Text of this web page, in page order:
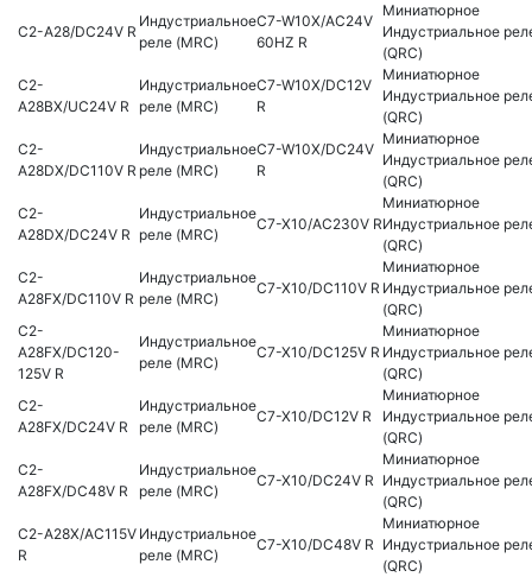
C2-A28/DC24V R
Индустриальное
реле (MRC)
C7-W10X/AC24V
60HZ R
Миниатюрное
Индустриальное
(QRC)
C2-
A28BX/UC24V R
Индустриальное
реле (MRC)
C7-W10X/DC12V
R
Миниатюрное
Индустриальное
(QRC)
C2-
A28DX/DC110V R
Индустриальное
реле (MRC)
C7-W10X/DC24V
R
Миниатюрное
Индустриальное
(QRC)
C2-
A28DX/DC24V R
Индустриальное
реле (MRC)
C7-X10/AC230V R
Миниатюрное
Индустриальное
(QRC)
C2-
A28FX/DC110V R
Индустриальное
реле (MRC)
C7-X10/DC110V R
Миниатюрное
Индустриальное
(QRC)
C2-
A28FX/DC120-
125V R
Индустриальное
реле (MRC)
C7-X10/DC125V R
Миниатюрное
Индустриальное
(QRC)
C2-
A28FX/DC24V R
Индустриальное
реле (MRC)
C7-X10/DC12V R
Миниатюрное
Индустриальное
(QRC)
C2-
A28FX/DC48V R
Индустриальное
реле (MRC)
C7-X10/DC24V R
Миниатюрное
Индустриальное
(QRC)
C2-A28X/AC115V
R
Индустриальное
реле (MRC)
C7-X10/DC48V R
Миниатюрное
Индустриальное
(QRC)